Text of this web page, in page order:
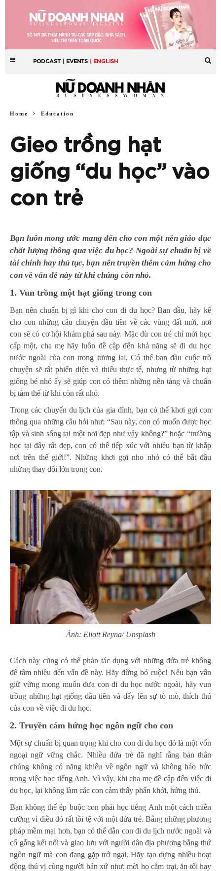
PODCAST | EVENTS | ENGLISH
Home Education
Gieo trồng hạt
giống “du học” vào
con trẻ
Bạn luôn mong ước mang đến cho con một nền giáo dục
chất lượng thông qua việc du học? Ngoài sự chuẩn bị về
tài chính hay thủ tục, bạn nên truyền thêm cảm hứng cho
con về vấn đề này từ khi chúng còn nhỏ.
1. Vun trồng một hạt giống trong con
Bạn nên chuẩn bị gì khi cho con đi du học? Ban đầu, hãy kể
cho con những câu chuyện đầu tiên về các vùng đất mới, nơi
con sẽ có cơ hội khám phá sau này. Mặc dù con trẻ chỉ mới học
cấp một, cha mẹ hãy luôn đề cập đến khả năng sẽ đi du học
nước ngoài của con trong tương lai. Có thể ban đầu cuộc trò
chuyện sẽ rất phiến diện và thiếu thực tế, nhưng từ những hạt
giống bé nhỏ ấy sẽ giúp con có thêm những nền tảng và chuẩn
bị tâm thế từ khi còn rất nhỏ.
Trong các chuyến du lịch của gia đình, bạn có thể khơi gợi con
thông qua những câu hỏi như: “Sau này, con có muốn được học
tập và sinh sống tại một nơi đẹp như vậy không?” hoặc “trường
học tại đây rất đẹp, con có thể tiếp xúc với nhiều bạn từ khắp
nơi trên thế giới!”. Những khơi gợi nho nhỏ có thể bắt đầu
những thay đổi lớn trong con.
Ảnh: Eliott Reyna/ Unsplash
Cách này cũng có thể phản tác dụng với những đứa trẻ không
để tâm nhiều đến vấn đề này. Hãy đừng bỏ cuộc! Nếu bạn vẫn
giữ vững mong muốn đưa con đi du học nước ngoài, hãy vun
trồng những hạt giống đầu tiên và dấy lên sự tò mò, thích thú
của con về việc đi du học.
2. Truyền cảm hứng học ngôn ngữ cho con
Một sự chuẩn bị quan trọng khi cho con đi du học đó là một vốn
ngoại ngữ vững chắc. Nhiều đứa trẻ đã nghĩ rằng bản thân
chúng không có năng khiếu về ngôn ngữ và không háo hức
trong việc học tiếng Anh. Vì vậy, khi cha mẹ đề cập đến việc đi
du học, lại không làm các con cảm thấy phấn khởi, hứng thú.
Bạn không thể ép buộc con phải học tiếng Anh một cách miễn
cưỡng vì điều đó rất tồi tệ với một đứa trẻ. Bằng những phương
pháp mềm mại hơn, bạn có thể dẫn con đi du lịch nước ngoài và
cố gắng kết nối và giao lưu với người dân địa phương bằng thứ
ngôn ngữ mà con đang gặp trở ngại. Hãy tạo dựng nhiều hoạt
động thú vị cùng người bản xứ như: mời họ cắm trại, ăn tối hay